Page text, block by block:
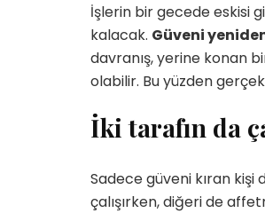
İşlerin bir gecede eskisi
kalacak. Güveni
davranış, yerine konan
olabilir. Bu yüzden
İki tarafın da
Sadece güveni kıran kişi
çalışırken, diğeri de
Kadınlar
Keçici, Kübra’nın
Organizasyon